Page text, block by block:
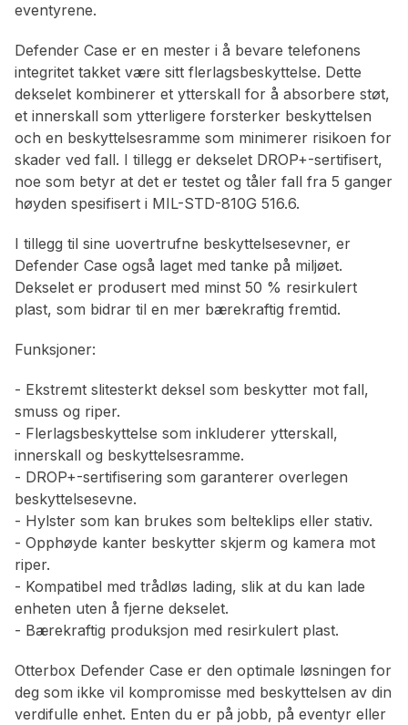
eventyrene.
Defender Case er en mester i å bevare telefonens
integritet takket være sitt flerlagsbeskyttelse. Dette
dekselet kombinerer et ytterskall for å absorbere støt,
et innerskall som ytterligere forsterker beskyttelsen
och en beskyttelsesramme som minimerer risikoen for
skader ved fall. I tillegg er dekselet DROP+-sertifisert,
noe som betyr at det er testet og tåler fall fra 5 ganger
høyden spesifisert i MIL-STD-810G 516.6.
I tillegg til sine uovertrufne beskyttelsesevner, er
Defender Case også laget med tanke på miljøet.
Dekselet er produsert med minst 50 % resirkulert
plast, som bidrar til en mer bærekraftig fremtid.
Funksjoner:
- Ekstremt slitesterkt deksel som beskytter mot fall,
smuss og riper.
- Flerlagsbeskyttelse som inkluderer ytterskall,
innerskall og beskyttelsesramme.
- DROP+-sertifisering som garanterer overlegen
beskyttelsesevne.
- Hylster som kan brukes som belteklips eller stativ.
- Opphøyde kanter beskytter skjerm og kamera mot
riper.
- Kompatibel med trådløs lading, slik at du kan lade
enheten uten å fjerne dekselet.
- Bærekraftig produksjon med resirkulert plast.
Otterbox Defender Case er den optimale løsningen for
deg som ikke vil kompromisse med beskyttelsen av din
verdifulle enhet. Enten du er på jobb, på eventyr eller